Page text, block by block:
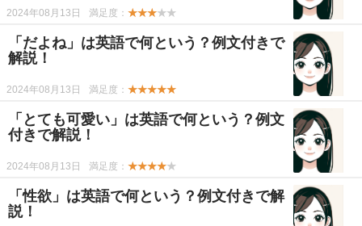
2024年08月13日 満足度： ★★★★★
「だよね」は英語で何という？例文付きで
解説！
2024年08月13日 満足度： ★★★★★
「とても可愛い」は英語で何という？例文
付きで解説！
2024年08月13日 満足度： ★★★★★
「性欲」は英語で何という？例文付きで解
説！